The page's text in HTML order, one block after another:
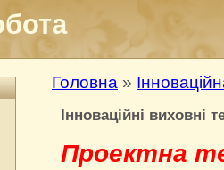
Головна »
Інноваційні виховні
Проектна